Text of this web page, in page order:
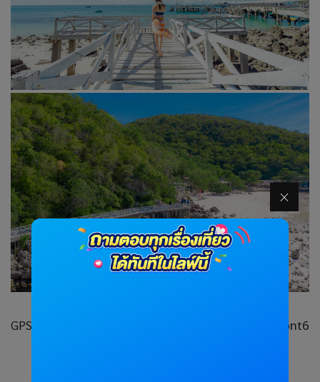
GPS : https://maps.app.goo.gl/QNQbhHAs43zmEbnt6